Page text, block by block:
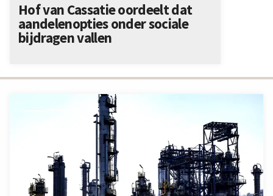
Hof van Cassatie oordeelt dat
aandelenopties onder sociale
bijdragen vallen